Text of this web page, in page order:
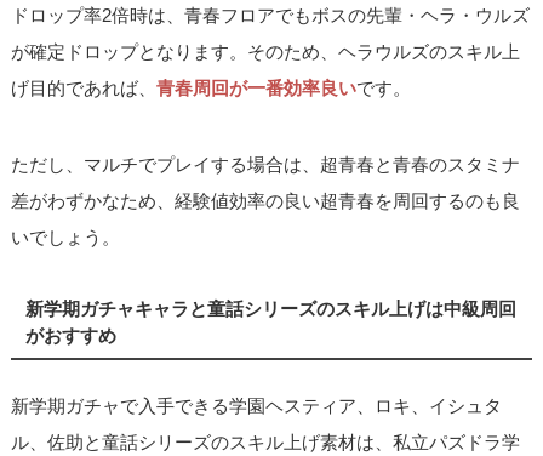
ドロップ率2倍時は、青春フロアでもボスの先輩・ヘラ・ウルズ
が確定ドロップとなります。そのため、ヘラウルズのスキル上
げ目的であれば、青春周回が一番効率良いです。
ただし、マルチでプレイする場合は、超青春と青春のスタミナ
差がわずかなため、経験値効率の良い超青春を周回するのも良
いでしょう。
新学期ガチャキャラと童話シリーズのスキル上げは中級周回
がおすすめ
新学期ガチャで入手できる学園ヘスティア、ロキ、イシュタ
ル、佐助と童話シリーズのスキル上げ素材は、私立パズドラ学